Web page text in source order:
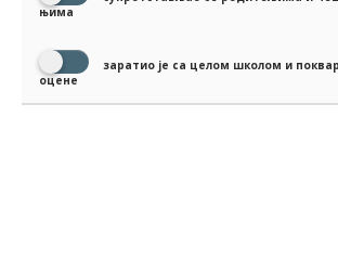
њима
заратио је са целом школом и
оцене